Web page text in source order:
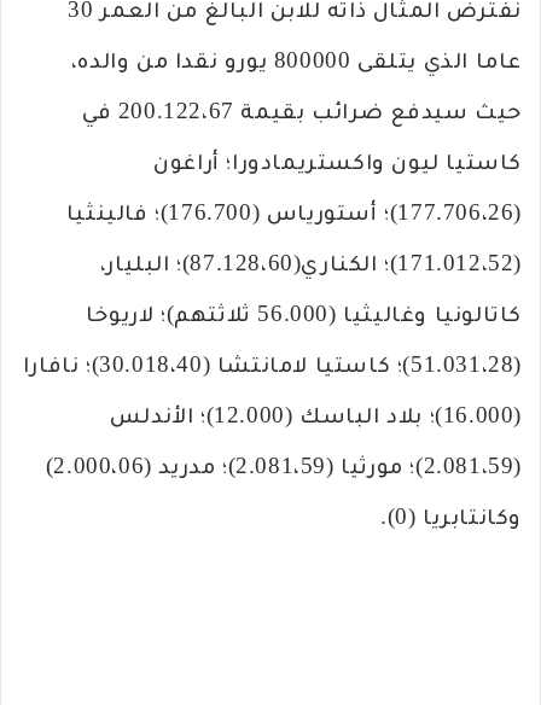
نفترض المثال ذاته للابن البالغ من العمر 30
عاما الذي يتلقى 800000 يورو نقدا من والده،
حيث سيدفع ضرائب بقيمة 200.122،67 في
كاستيا ليون واكستريمادورا؛ أراغون
(177.706،26)؛ أستورياس (176.700)؛ فالينثيا
(171.012،52)؛ الكناري(87.128،60)؛ البليار،
كاتالونيا وغاليثيا (56.000 ثلاثتهم)؛ لاريوخا
(51.031،28)؛ كاستيا لامانتشا (30.018،40)؛ نافارا
(16.000)؛ بلاد الباسك (12.000)؛ الأندلس
(2.081،59)؛ مورثيا (2.081،59)؛ مدريد (2.000،06)
وكانتابريا (0).